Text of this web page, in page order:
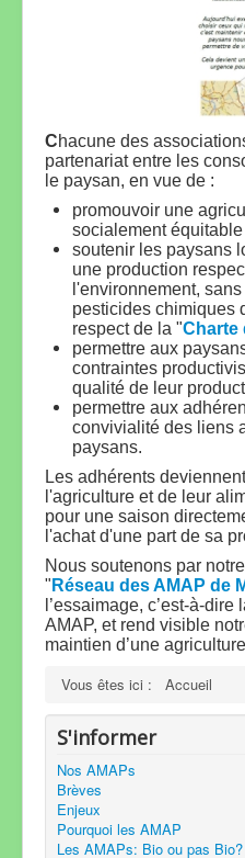
Chacune des
partenariat entre les
le paysan, en vue de :
promouvoir une
socialement
soutenir les paysans
une production
l'environnement,
pesticides chimiques
respect de la "Charte
permettre aux
contraintes
qualité de leur
permettre aux
convivialité des liens
paysans.
Les adhérents
l'agriculture et de leur
pour une saison
l'achat d'une part de sa
Nous soutenons par
" Réseau des AMAP de
l’essaimage, c’est-à-
AMAP, et rend visible
maintien d’une
Vous êtes ici : Accueil
S'informer
Nos AMAPs
Brèves
Enjeux
Pourquoi les AMAP
Les AMAPs: Bio ou pas Bio?